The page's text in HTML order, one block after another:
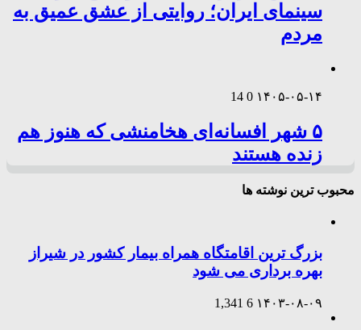
سینمای ایران؛ روایتی از عشق عمیق به
مردم
۱۴۰۵-۰۵-۱۴ 0
14
۵ شهر افسانه‌ای هخامنشی که هنوز هم
زنده هستند
محبوب ترین نوشته ها
بزرگ ترین اقامتگاه همراه بیمار کشور در شیراز
بهره برداری می شود
۱۴۰۳-۰۸-۰۹ 6
1,341